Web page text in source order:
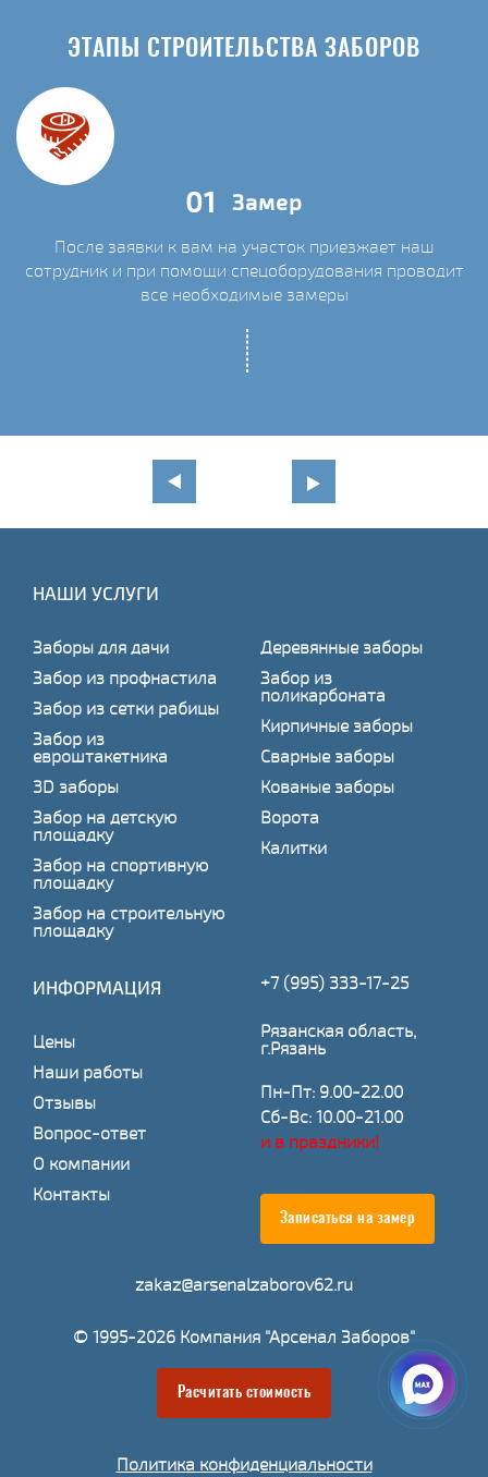
ЭТАПЫ СТРОИТЕЛЬСТВА ЗАБОРОВ
01 Замер
После заявки к вам на участок приезжает наш
сотрудник и при помощи спецоборудования проводит
все необходимые замеры
НАШИ УСЛУГИ
Заборы для дачи
Забор из профнастила
Забор из сетки рабицы
Забор из
евроштакетника
3D заборы
Забор на детскую
площадку
Забор на спортивную
площадку
Забор на строительную
площадку
Деревянные заборы
Забор из
поликарбоната
Кирпичные заборы
Сварные заборы
Кованые заборы
Ворота
Калитки
ИНФОРМАЦИЯ
Цены
Наши работы
Отзывы
Вопрос-ответ
О компании
Контакты
+7 (995) 333-17-25
Рязанская область,
г.Рязань
Пн-Пт: 9.00-22.00
Сб-Вс: 10.00-21.00
и в праздники!
Записаться на замер
zakaz@arsenalzaborov62.ru
© 1995-2026 Компания "Арсенал Заборов"
Расчитать стоимость
Политика конфиденциальности